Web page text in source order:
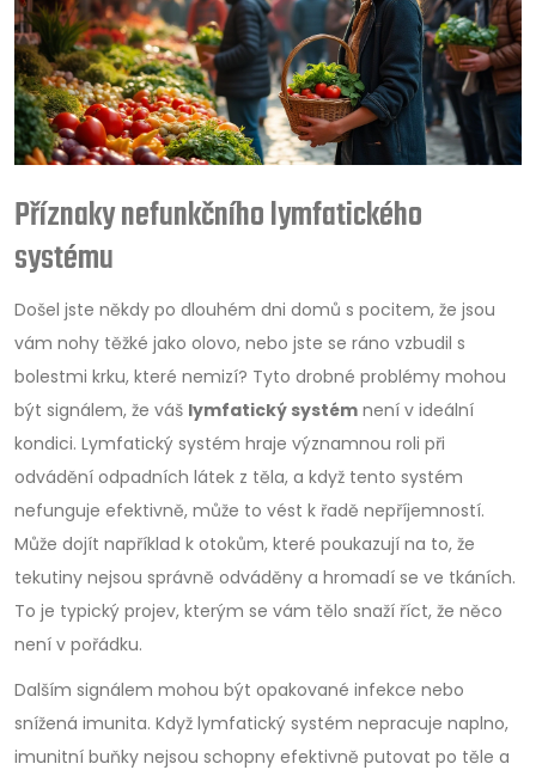
Příznaky nefunkčního lymfatického
systému
Došel jste někdy po dlouhém dni domů s pocitem, že jsou
vám nohy těžké jako olovo, nebo jste se ráno vzbudil s
bolestmi krku, které nemizí? Tyto drobné problémy mohou
být signálem, že váš lymfatický systém není v ideální
kondici. Lymfatický systém hraje významnou roli při
odvádění odpadních látek z těla, a když tento systém
nefunguje efektivně, může to vést k řadě nepříjemností.
Může dojít například k otokům, které poukazují na to, že
tekutiny nejsou správně odváděny a hromadí se ve tkáních.
To je typický projev, kterým se vám tělo snaží říct, že něco
není v pořádku.
Dalším signálem mohou být opakované infekce nebo
snížená imunita. Když lymfatický systém nepracuje naplno,
imunitní buňky nejsou schopny efektivně putovat po těle a